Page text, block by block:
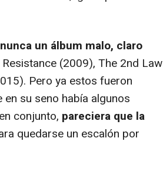
un álbum malo, claro
(2009), The 2nd Law
Pero ya estos fueron
su seno había algunos
conjunto, pareciera que la
quedarse un escalón por